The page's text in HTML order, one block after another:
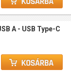
A - USB Type-C